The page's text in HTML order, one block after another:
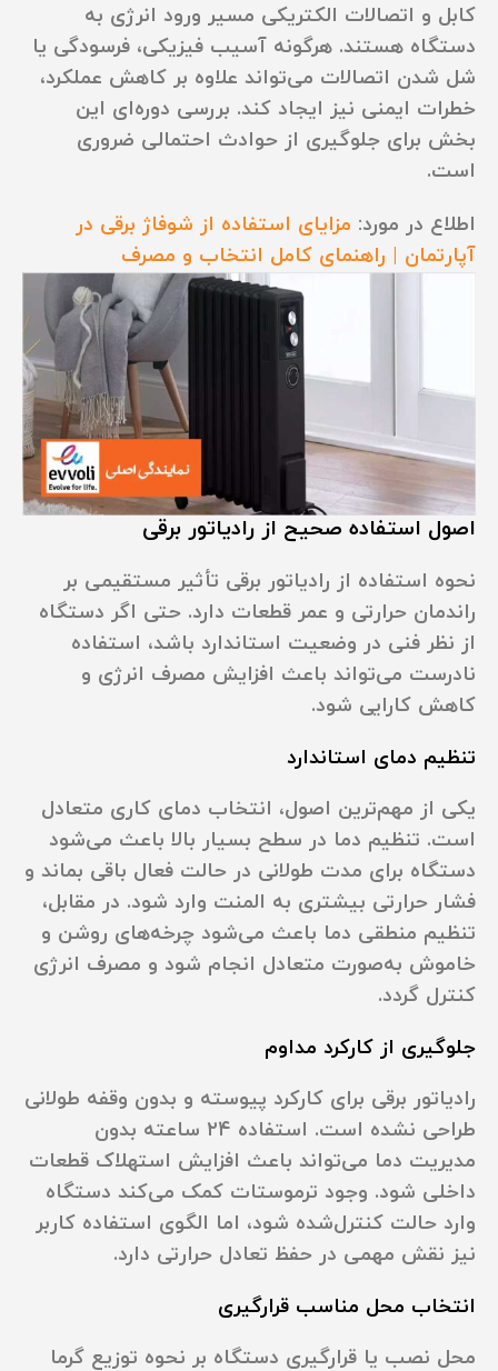
کابل و اتصالات الکتریکی مسیر ورود انرژی به
دستگاه هستند. هرگونه آسیب فیزیکی، فرسودگی یا
شل شدن اتصالات می‌تواند علاوه بر کاهش عملکرد،
خطرات ایمنی نیز ایجاد کند. بررسی دوره‌ای این
بخش برای جلوگیری از حوادث احتمالی ضروری
است.
اطلاع در مورد: مزایای استفاده از شوفاژ برقی در
آپارتمان | راهنمای کامل انتخاب و مصرف
اصول استفاده صحیح از رادیاتور برقی
نحوه استفاده از رادیاتور برقی تأثیر مستقیمی بر
راندمان حرارتی و عمر قطعات دارد. حتی اگر دستگاه
از نظر فنی در وضعیت استاندارد باشد، استفاده
نادرست می‌تواند باعث افزایش مصرف انرژی و
کاهش کارایی شود.
تنظیم دمای استاندارد
یکی از مهم‌ترین اصول، انتخاب دمای کاری متعادل
است. تنظیم دما در سطح بسیار بالا باعث می‌شود
دستگاه برای مدت طولانی در حالت فعال باقی بماند و
فشار حرارتی بیشتری به المنت وارد شود. در مقابل،
تنظیم منطقی دما باعث می‌شود چرخه‌های روشن و
خاموش به‌صورت متعادل انجام شود و مصرف انرژی
کنترل گردد.
جلوگیری از کارکرد مداوم
رادیاتور برقی برای کارکرد پیوسته و بدون وقفه طولانی
طراحی نشده است. استفاده ۲۴ ساعته بدون
مدیریت دما می‌تواند باعث افزایش استهلاک قطعات
داخلی شود. وجود ترموستات کمک می‌کند دستگاه
وارد حالت کنترل‌شده شود، اما الگوی استفاده کاربر
نیز نقش مهمی در حفظ تعادل حرارتی دارد.
انتخاب محل مناسب قرارگیری
محل نصب یا قرارگیری دستگاه بر نحوه توزیع گرما